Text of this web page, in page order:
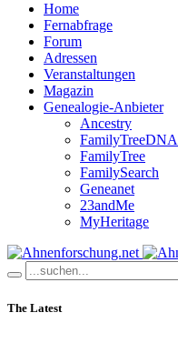
Home
Fernabfrage
Forum
Adressen
Veranstaltungen
Magazin
Genealogie-Anbieter
Ancestry
FamilyTreeDNA
FamilyTree
FamilySearch
Geneanet
23andMe
MyHeritage
The Latest